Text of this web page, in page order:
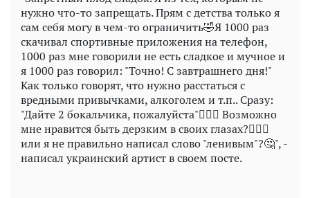
нужно что-то запрещать. Прям с детства только я
сам себя могу в чем-то ограничить🤣Я 1000 раз
скачивал спортивные приложения на телефон,
1000 раз мне говорили не есть сладкое и мучное и
я 1000 раз говорил: "Точно! С завтрашнего дня!"
Как только говорят, что нужно расстаться с
вредными привычками, алкоголем и т.п.. Сразу:
"Дайте 2 бокальчика, пожалуйста"🤦🏻‍♂️ Возможно
мне нравится быть дерзким в своих глазах?🤷🏼‍♂️
или я не правильно написал слово "ленивым"?🤔", -
написал украинский артист в своем посте.